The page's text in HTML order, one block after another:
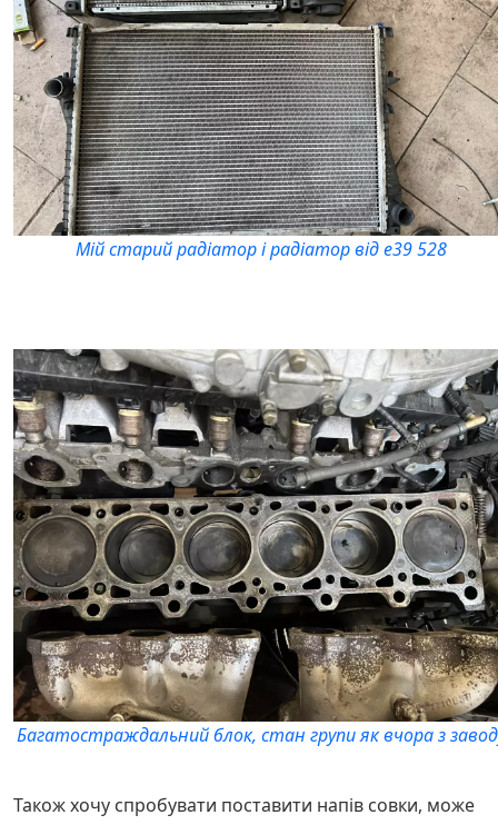
Мій старий радіатор і радіатор від е39 528
Багатостраждальний блок, стан групи як вчора з
Також хочу спробувати поставити напів совки, може